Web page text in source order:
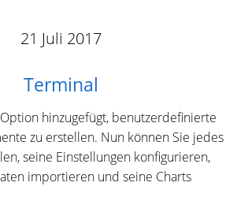
21 Juli 2017
Terminal
hinzugefügt, benutzerdefinierte
zu erstellen. Nun können Sie jedes
seine Einstellungen konfigurieren,
importieren und seine Charts